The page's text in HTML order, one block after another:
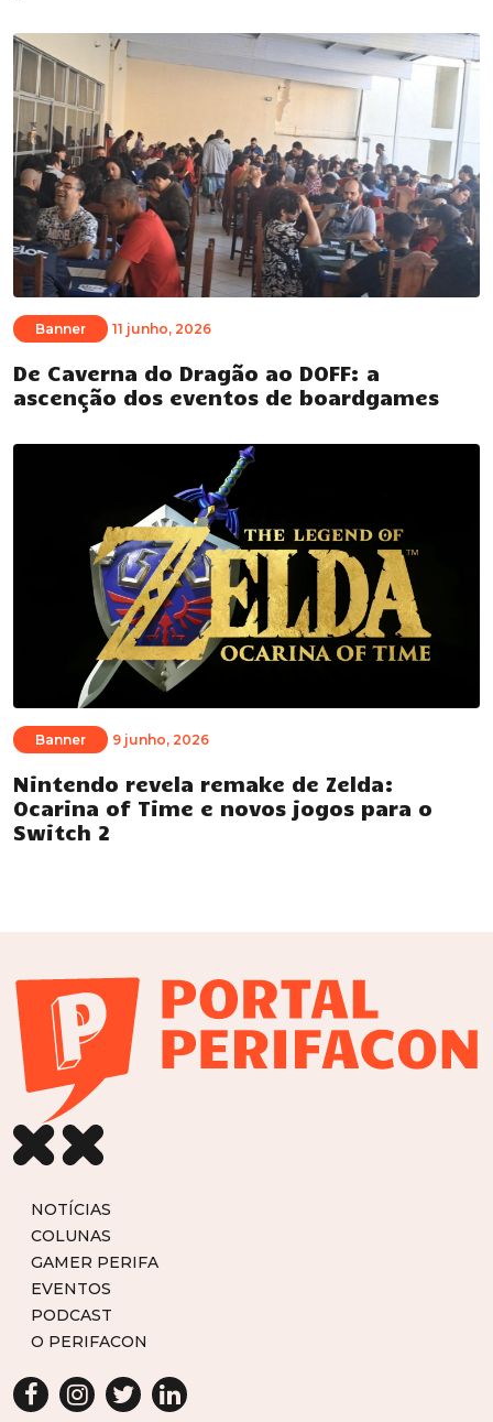
Banner 11 junho, 2026
De Caverna do Dragão ao DOFF: a
ascenção dos eventos de boardgames
Banner 9 junho, 2026
Nintendo revela remake de Zelda:
Ocarina of Time e novos jogos para o
Switch 2
NOTÍCIAS
COLUNAS
GAMER PERIFA
EVENTOS
PODCAST
O PERIFACON